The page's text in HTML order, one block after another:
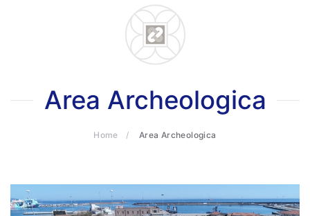
Skip to main content
Area Archeologica
Home Area Archeologica